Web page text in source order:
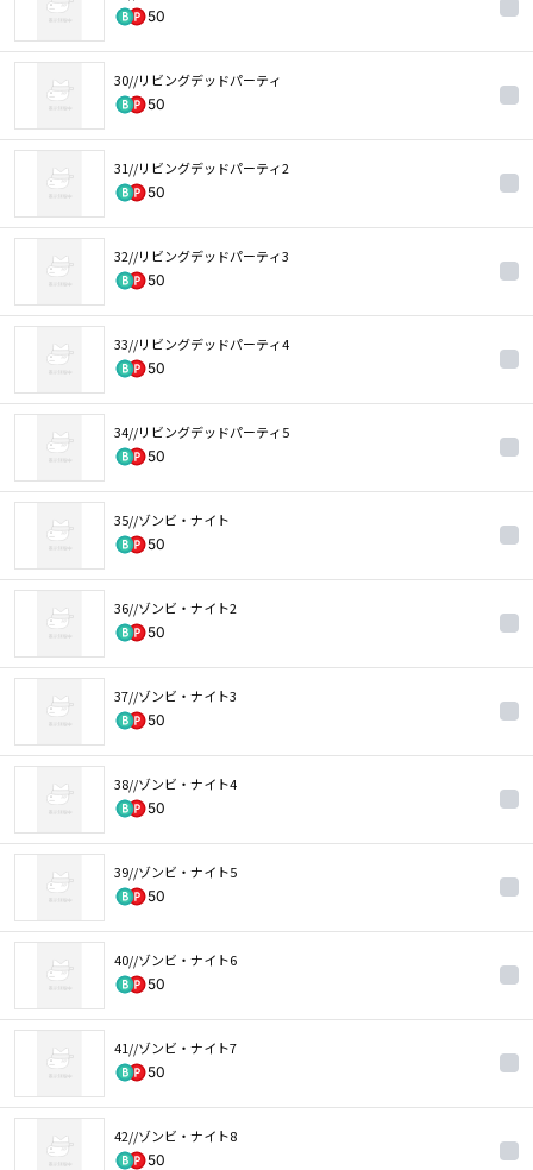
50
30//リビングデッドパーティ
50
31//リビングデッドパーティ2
50
32//リビングデッドパーティ3
50
33//リビングデッドパーティ4
50
34//リビングデッドパーティ5
50
35//ゾンビ・ナイト
50
36//ゾンビ・ナイト2
50
37//ゾンビ・ナイト3
50
38//ゾンビ・ナイト4
50
39//ゾンビ・ナイト5
50
40//ゾンビ・ナイト6
50
41//ゾンビ・ナイト7
50
42//ゾンビ・ナイト8
50